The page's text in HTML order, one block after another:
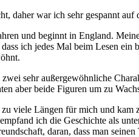
daher war ich sehr gespannt auf
und beginnt in England.
ich jedes Mal beim Lesen
sehr außergewöhnliche
aber beide Figuren um zu
viele Längen für mich und
ich die Geschichte als
daran, dass man